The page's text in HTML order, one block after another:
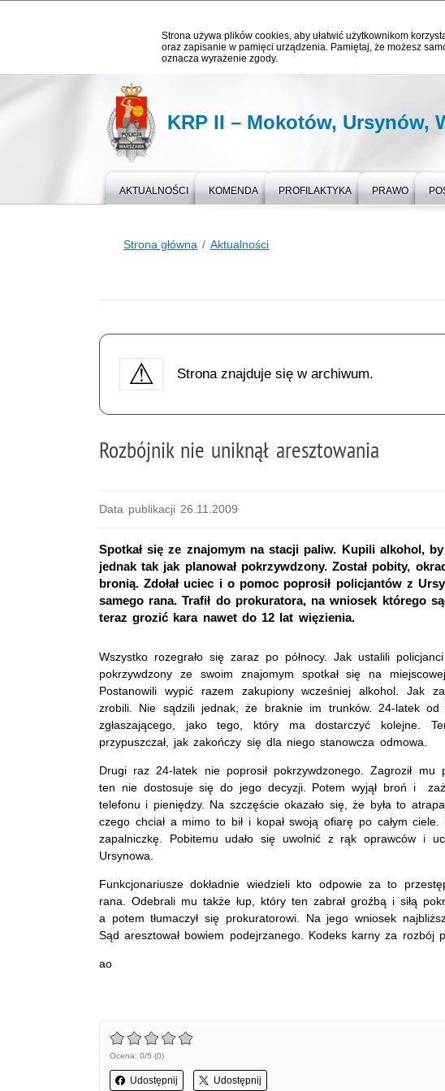
Strona używa plików cookies, aby ułatwić użytkownikom
oraz zapisanie w pamięci urządzenia. Pamiętaj, że możesz
oznacza wyrażenie zgody.
KRP II – Mokotów, Ursynów,
AKTUALNOŚCI KOMENDA PROFILAKTYKA PRAWO
Strona główna Aktualności
Strona znajduje się w archiwum.
Rozbójnik nie uniknął aresztowania
Data publikacji 26.11.2009
Spotkał się ze znajomym na stacji paliw. Kupili alkohol,
jednak tak jak planował pokrzywdzony. Został pobity,
bronią. Zdołał uciec i o pomoc poprosił policjantów z
samego rana. Trafił do prokuratora, na wniosek którego
teraz grozić kara nawet do 12 lat więzienia.
Wszystko rozegrało się zaraz po północy. Jak ustalili
pokrzywdzony ze swoim znajomym spotkał się na
Postanowili wypić razem zakupiony wcześniej alkohol. Jak
zrobili. Nie sądzili jednak, że braknie im trunków. 24-latek od
zgłaszającego, jako tego, który ma dostarczyć kolejne.
przypuszczał, jak zakończy się dla niego stanowcza odmowa.
Drugi raz 24-latek nie poprosił pokrzywdzonego. Zagroził mu
ten nie dostosuje się do jego decyzji. Potem wyjął broń i
telefonu i pieniędzy. Na szczęście okazało się, że była to
czego chciał a mimo to bił i kopał swoją ofiarę po całym
zapalniczkę. Pobitemu udało się uwolnić z rąk oprawców i
Ursynowa.
Funkcjonariusze dokładnie wiedzieli kto odpowie za to
rana. Odebrali mu także łup, który ten zabrał groźbą i siłą
a potem tłumaczył się prokuratorowi. Na jego wniosek
Sąd aresztował bowiem podejrzanego. Kodeks karny za rozbój
ao
Ocena: 0/5 (0)
Udostępnij Udostępnij